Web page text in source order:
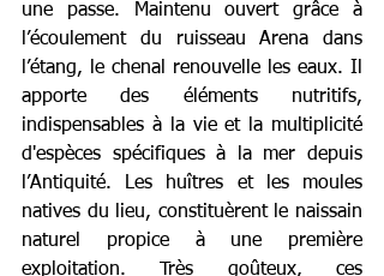
une passe. Maintenu ouvert grâce à
l’écoulement du ruisseau Arena dans
l’étang, le chenal renouvelle les eaux. Il
apporte des éléments nutritifs,
indispensables à la vie et la multiplicité
d'espèces spécifiques à la mer depuis
l’Antiquité. Les huîtres et les moules
natives du lieu, constituèrent le naissain
naturel propice à une première
exploitation. Très goûteux, ces